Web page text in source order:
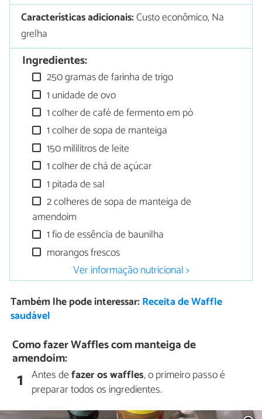
Características adicionais:Custo econômico, Na
grelha
Ingredientes:
250 gramas de farinha de trigo
1 unidade de ovo
1 colher de café de fermento em pó
1 colher de sopa de manteiga
150 mililitros de leite
1 colher de chá de açúcar
1 pitada de sal
2 colheres de sopa de manteiga de
amendoim
1 fio de essência de baunilha
morangos frescos
Ver informação nutricional >
Também lhe pode interessar: Receita de Waffle
saudável
Como fazer Waffles com manteiga de
amendoim:
1 Antes defazer os waffles, o primeiro passo é
preparar todos os ingredientes.